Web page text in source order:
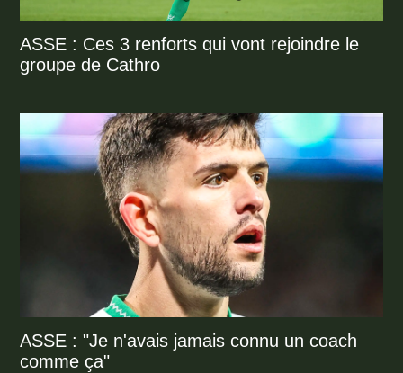
ASSE : Ces 3 renforts qui vont rejoindre le
groupe de Cathro
ASSE : "Je n'avais jamais connu un coach
comme ça"